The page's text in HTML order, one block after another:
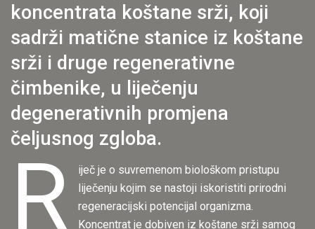
koncentrata koštane srži, koji
sadrži matične stanice iz koštane
srži i druge regenerativne
čimbenike, u liječenju
degenerativnih promjena
čeljusnog zgloba.
R
iječ je o suvremenom biološkom pristupu
liječenju kojim se nastoji iskoristiti prirodni
regeneracijski potencijal organizma.
Koncentrat je dobiven iz koštane srži samog